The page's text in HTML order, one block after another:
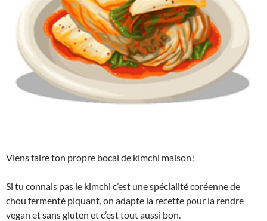
Viens faire ton propre bocal de kimchi maison!
Si tu connais pas le kimchi c’est une spécialité coréenne de
chou fermenté piquant, on adapte la recette pour la rendre
vegan et sans gluten et c’est tout aussi bon.